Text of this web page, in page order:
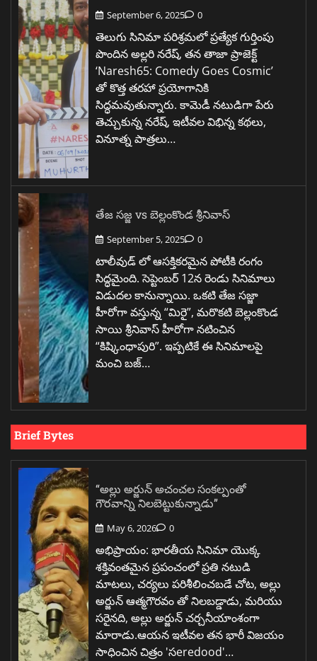
September 6, 2025 0
తెలుగు సినిమా పరిశ్రమలో ప్రత్యేక గుర్తింపు
పొందిన అల్లరి నరేష్, తన తాజా ప్రాజెక్ట్
‘Naresh65: Comedy Goes Cosmic’
తో కొత్త తరహా ప్రయోగానికి
సిద్ధమవుతున్నారు. కామెడీ నటుడిగా పేరు
తెచ్చుకున్న నరేష్, ఇటీవల విభిన్న కథలు,
వినూత్న పాత్రలు…
తేజ సజ్జ vs బెల్లంకొండ శ్రీనివాస్
September 5, 2025 0
టాలీవుడ్ లో ఆసక్తికరమైన పోటీకి రంగం
సిద్ధమైంది. సెప్టెంబర్ 12న రెండు సినిమాలు
విడుదల కానున్నాయి. ఒకటి తేజ సజ్జా
హీరోగా వస్తున్న “మిరై”, మరొకటి బెల్లంకొండ
సాయి శ్రీనివాస్ హీరోగా నటించిన
“కిష్కింధాపురి”. ఇప్పటికే ఈ సినిమాలపై
మంచి బజ్…
Brief Bytes
“అల్లు అర్జున్ అచంచల సంకల్పంతో
గౌరవాన్ని నిలబెట్టుకున్నాడు”
May 6, 2026 0
అభిప్రాయం: భారతీయ సినిమా యొక్క
శక్తివంతమైన ప్రపంచంలో ప్రతి నటుడి
మాటలు, చర్యలు పరిశీలించబడే చోట, అల్లు
అర్జున్ ఆత్మగౌరవం తో నిలబడ్డాడు, మరియు
సరైనది, అల్లు అర్జున్ చర్చనీయాంశంగా
మారాడు.ఆయన ఇటీవల తన భారీ విజయం
సాధించిన చిత్రం 'సeredood'…